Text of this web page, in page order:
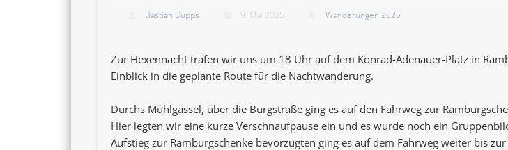
Bastian Dupps 9. Mai 2025 Wanderungen 2025
Zur Hexennacht trafen wir uns um 18 Uhr auf dem Konrad-Adenauer-Platz in
Einblick in die geplante Route für die Nachtwanderung.
Durchs Mühlgässel, über die Burgstraße ging es auf den Fahrweg zur
Hier legten wir eine kurze Verschnaufpause ein und es wurde noch ein
Aufstieg zur Ramburgschenke bevorzugten ging es auf dem Fahrweg weiter bis zur